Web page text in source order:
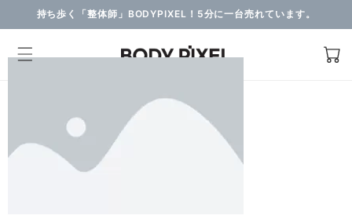
持ち歩く「整体師」BODYPIXEL！5分に一台売れています。